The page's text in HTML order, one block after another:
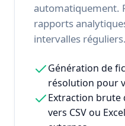
automatiquement.
rapports
intervalles réguliers.
Génération de
résolution pour
Extraction brute
vers CSV ou